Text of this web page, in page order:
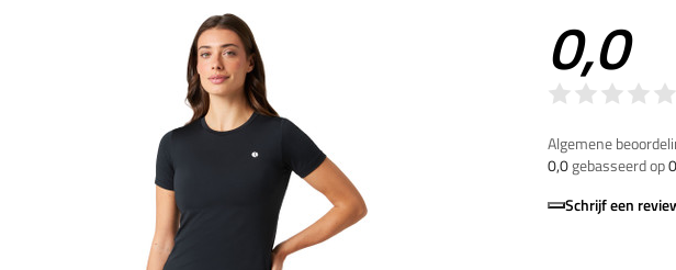
0,0
Algemene
0,0gebasseerd op0
Schrijf een